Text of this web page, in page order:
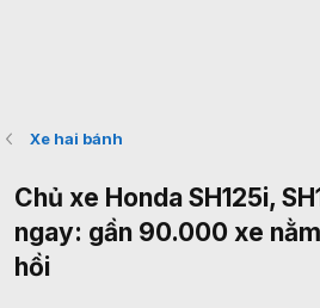
Xe hai bánh
Chủ xe Honda SH125i,
ngay: gần 90.000 xe
hồi